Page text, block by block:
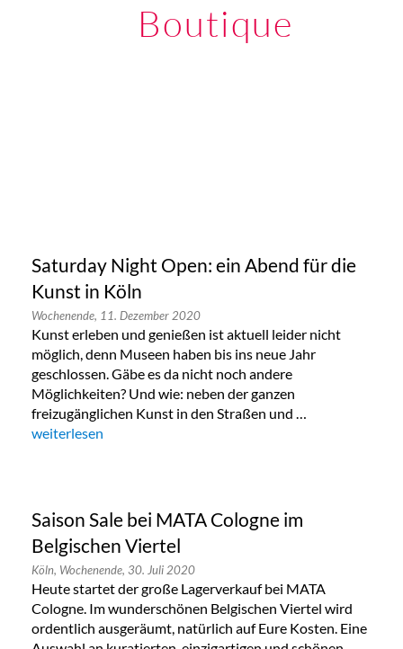
Boutique
Saturday Night Open: ein Abend für die
Kunst in Köln
Wochenende, 11. Dezember 2020
Kunst erleben und genießen ist aktuell leider nicht
möglich, denn Museen haben bis ins neue Jahr
geschlossen. Gäbe es da nicht noch andere
Möglichkeiten? Und wie: neben der ganzen
freizugänglichen Kunst in den Straßen und …
„Saturday Night Open: ein Abend für die Kunst in Köln“
weiterlesen
Saison Sale bei MATA Cologne im
Belgischen Viertel
Köln, Wochenende, 30. Juli 2020
Heute startet der große Lagerverkauf bei MATA
Cologne. Im wunderschönen Belgischen Viertel wird
ordentlich ausgeräumt, natürlich auf Eure Kosten. Eine